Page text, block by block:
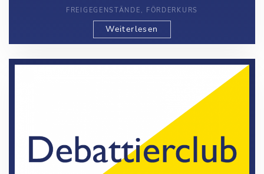
FREIGEGENSTÄNDE, FÖRDERKURS
Weiterlesen